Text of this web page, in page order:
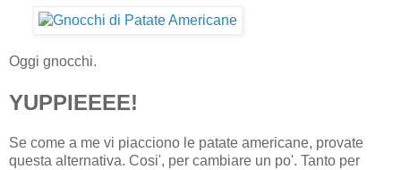
Oggi gnocchi.
YUPPIEEEE!
Se come a me vi piacciono le patate americane, provate
questa alternativa. Cosi', per cambiare un po'. Tanto per